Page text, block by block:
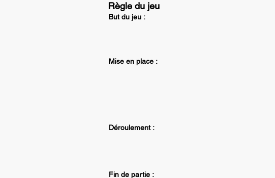
Règle du jeu
But du jeu :
Mise en place :
Déroulement :
Fin de partie :